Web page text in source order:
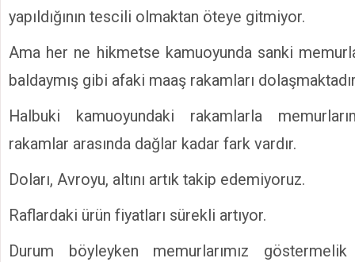
yapıldığının tescili olmaktan öteye gitmiyor.
Ama her ne hikmetse kamuoyunda sanki
baldaymış gibi afaki maaş rakamları
Halbuki kamuoyundaki rakamlarla
rakamlar arasında dağlar kadar fark vardır.
Doları, Avroyu, altını artık takip edemiyoruz.
Raflardaki ürün fiyatları sürekli artıyor.
Durum böyleyken memurlarımız göstermelik